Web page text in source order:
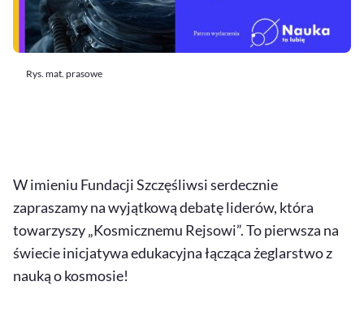
Rys. mat. prasowe
W imieniu Fundacji Szczęśliwsi serdecznie
zapraszamy na wyjątkową debatę liderów, która
towarzyszy „Kosmicznemu Rejsowi”. To pierwsza na
świecie inicjatywa edukacyjna łącząca żeglarstwo z
nauką o kosmosie!